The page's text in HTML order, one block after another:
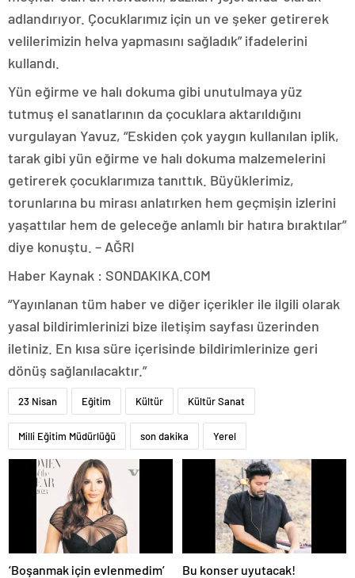
adlandırıyor. Çocuklarımız için un ve şeker getirerek
velilerimizin helva yapmasını sağladık” ifadelerini
kullandı.
Yün eğirme ve halı dokuma gibi unutulmaya yüz
tutmuş el sanatlarının da çocuklara aktarıldığını
vurgulayan Yavuz, “Eskiden çok yaygın kullanılan iplik,
tarak gibi yün eğirme ve halı dokuma malzemelerini
getirerek çocuklarımıza tanıttık. Büyüklerimiz,
torunlarına bu mirası anlatırken hem geçmişin izlerini
yaşattılar hem de geleceğe anlamlı bir hatıra bıraktılar”
diye konuştu. – AĞRI
Haber Kaynak : SONDAKIKA.COM
“Yayınlanan tüm haber ve diğer içerikler ile ilgili olarak
yasal bildirimlerinizi bize iletişim sayfası üzerinden
iletiniz. En kısa süre içerisinde bildirimlerinize geri
dönüş sağlanılacaktır.”
23 Nisan Eğitim Kültür Kültür Sanat
Milli Eğitim Müdürlüğü son dakika Yerel
‘Boşanmak için evlenmedim’ Bu konser uyutacak!